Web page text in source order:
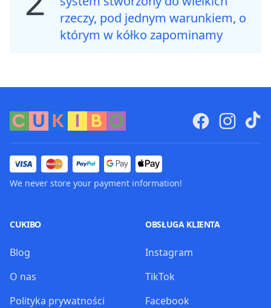
rzeczy, pod jednym warunkiem, o
którym w kółko zapominamy
We never store your payment information!
CUKIBO
Blog
O nas
Polityka prywatności
OBSŁUGA KLIENTA
Instagram
TikTok
Facebook